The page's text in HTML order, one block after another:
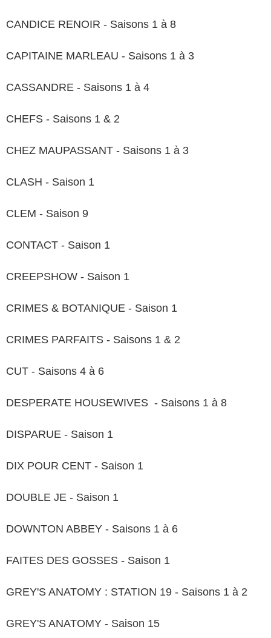
CANDICE RENOIR - Saisons 1 à 8
CAPITAINE MARLEAU - Saisons 1 à 3
CASSANDRE - Saisons 1 à 4
CHEFS - Saisons 1 & 2
CHEZ MAUPASSANT - Saisons 1 à 3
CLASH - Saison 1
CLEM - Saison 9
CONTACT - Saison 1
CREEPSHOW - Saison 1
CRIMES & BOTANIQUE - Saison 1
CRIMES PARFAITS - Saisons 1 & 2
CUT - Saisons 4 à 6
DESPERATE HOUSEWIVES - Saisons 1 à 8
DISPARUE - Saison 1
DIX POUR CENT - Saison 1
DOUBLE JE - Saison 1
DOWNTON ABBEY - Saisons 1 à 6
FAITES DES GOSSES - Saison 1
GREY'S ANATOMY : STATION 19 - Saisons 1 à 2
GREY'S ANATOMY - Saison 15